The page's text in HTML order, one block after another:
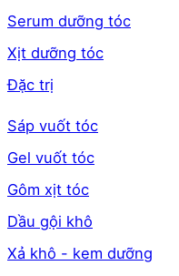
Serum dưỡng tóc
Xịt dưỡng tóc
Đặc trị
Sáp vuốt tóc
Gel vuốt tóc
Gôm xịt tóc
Dầu gội khô
Xả khô - kem dưỡng